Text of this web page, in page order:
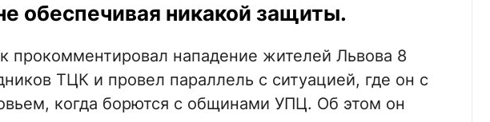
обеспечивая никакой защиты.
прокомментировал нападение жителей Львова 8
ТЦК и провел параллель с ситуацией, где он с
когда борются с общинами УПЦ. Об этом он